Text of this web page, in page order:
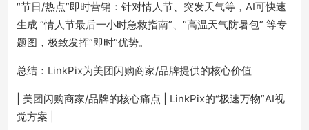
“节日/热点”即时营销：针对情人节、突发天气等，AI可快速
生成 “情人节最后一小时急救指南”、“高温天气防暑包” 等专
题图，极致发挥“即时”优势。
总结：LinkPix为美团闪购商家/品牌提供的核心价值
| 美团闪购商家/品牌的核心痛点 | LinkPix的“极速万物”AI视
觉方案 |